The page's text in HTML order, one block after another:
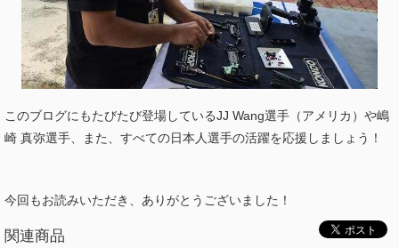
このブログにもたびたび登場しているJJ Wang選手（アメリカ）や嶋
崎 真弥選手、また、すべての日本人選手の活躍を応援しましょう！
今回もお読みいただき、ありがとうございました！
関連商品